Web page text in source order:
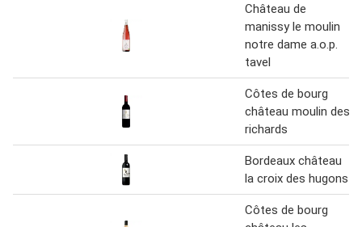
Château de
manissy le moulin
notre dame a.o.p.
tavel
Côtes de bourg
château moulin des
richards
Bordeaux château
la croix des hugons
Côtes de bourg